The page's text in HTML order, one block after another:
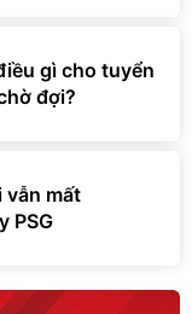
gì cho tuyển
đợi?
vẫn mất
PSG